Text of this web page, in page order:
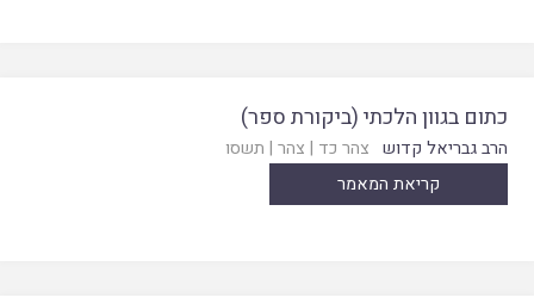
כתום בגוון הלכתי (ביקורת ספר)
הרב גבריאל קדוש צהר כד | צהר | תשסו
קריאת המאמר